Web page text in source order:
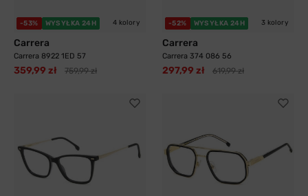
-53% WYSYŁKA 24H 4 kolory
Carrera
Carrera 8922 1ED 57
359,99 zł 759,99 zł
-52% WYSYŁKA 24H 3 kolory
Carrera
Carrera 374 086 56
297,99 zł 619,99 zł